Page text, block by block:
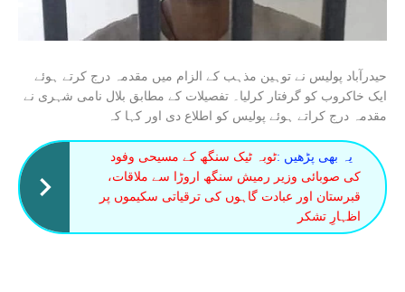
حیدرآباد پولیس نے توہین مذہب کے الزام میں مقدمہ درج کرتے ہوئے
ایک خاکروب کو گرفتار کرلیا۔ تفصیلات کے مطابق بلال نامی شہری نے
مقدمہ درج کراتے ہوئے پولیس کو اطلاع دی اور کہا کہ
یہ بھی پڑھیں :ٹوبہ ٹیک سنگھ کے مسیحی وفود
کی صوبائی وزیر رمیش سنگھ اروڑا سے ملاقات،
قبرستان اور عبادت گاہوں کی ترقیاتی سکیموں پر
اظہارِ تشکر